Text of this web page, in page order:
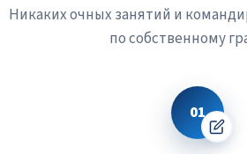
доходами пилотов-испытателей,
способных вытащить обрыв
скважину, не исчезнет никогда.
Никаких очных занятий и
по собственному
01